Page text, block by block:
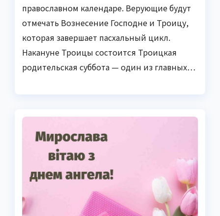
православном календаре. Верующие будут
отмечать Вознесение Господне и Троицу,
которая завершает пасхальный цикл.
Накануне Троицы состоится Троицкая
родительская суббота — один из главных…